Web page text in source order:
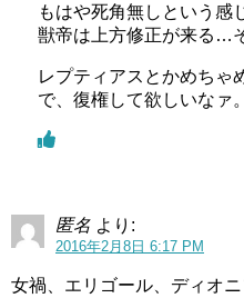
もはや死角無しという感
獣帝は上方修正が来る…
レプティアスとかめちゃ
で、復権して欲しいなァ。
匿名 より:
2016年2月8日 6:17 PM
女禍、エリゴール、ディオ